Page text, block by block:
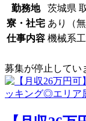
勤務地
茨城県
寮・社宅 あり（無
仕事内容 機械系
募集が停止してい